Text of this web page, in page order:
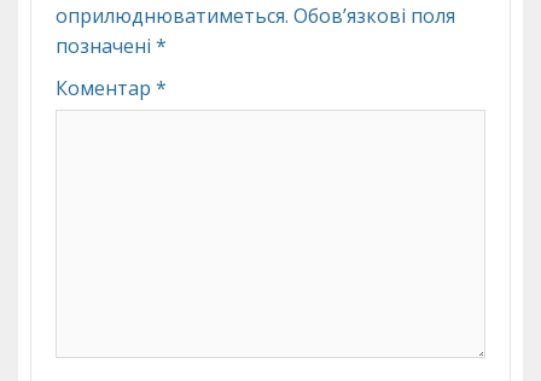
оприлюднюватиметься. Обов’язкові поля
позначені *
Коментар *